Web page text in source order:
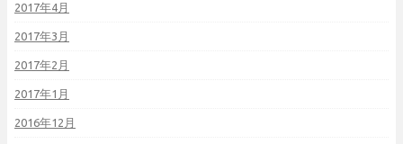
2017年4月
2017年3月
2017年2月
2017年1月
2016年12月